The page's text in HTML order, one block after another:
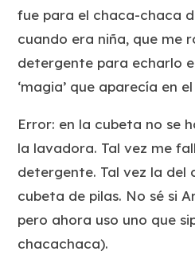
fue para el chaca-chaca
cuando era niña, que me
detergente para echarlo
‘magia’ que aparecía en
Error: en la cubeta no se
la lavadora. Tal vez me
detergente. Tal vez la del
cubeta de pilas. No sé si
pero ahora uso uno que
chacachaca).